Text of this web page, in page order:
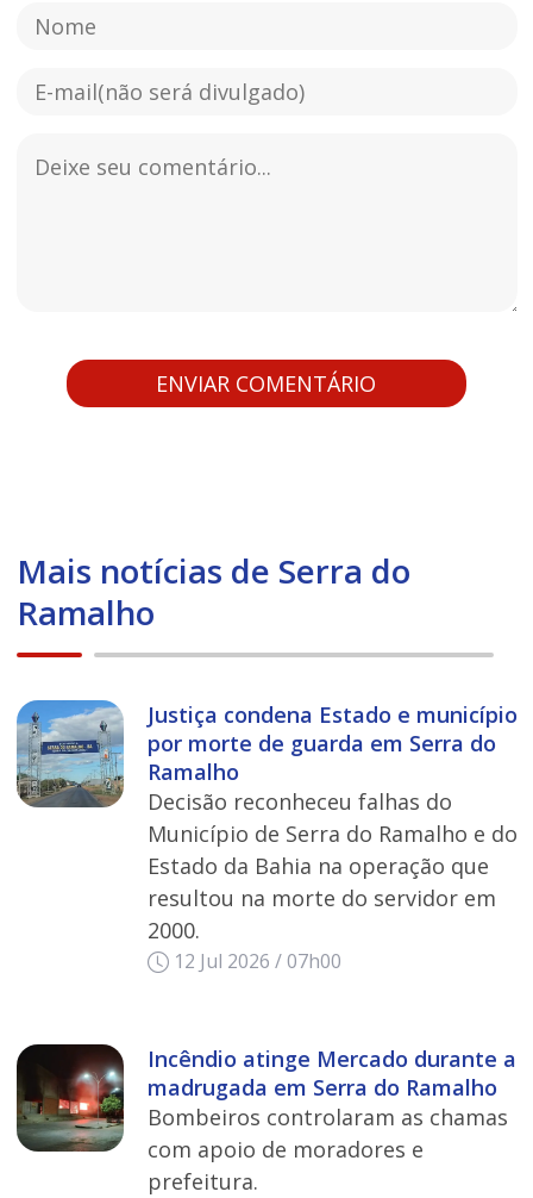
Mais notícias de Serra do
Ramalho
Justiça condena Estado e município
por morte de guarda em Serra do
Ramalho
Decisão reconheceu falhas do
Município de Serra do Ramalho e do
Estado da Bahia na operação que
resultou na morte do servidor em
2000.
12 Jul 2026 / 07h00
Incêndio atinge Mercado durante a
madrugada em Serra do Ramalho
Bombeiros controlaram as chamas
com apoio de moradores e
prefeitura.